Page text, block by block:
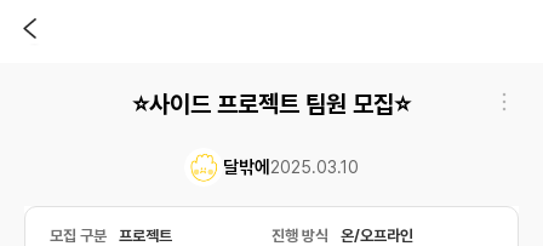
⭐사이드 프로젝트 팀원 모집⭐
달밖에 2025.03.10
모집 구분 프로젝트 진행 방식 온/오프라인